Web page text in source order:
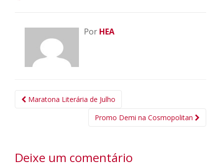
Por HEA
Navegação
Maratona Literária de Julho
Promo Demi na Cosmopolitan
Deixe um comentário